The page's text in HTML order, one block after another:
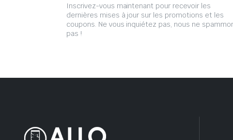
Inscrivez-vous maintenant pour recevoir les
dernières mises à jour sur les promotions et les
coupons. Ne vous inquiétez pas, nous ne
pas !